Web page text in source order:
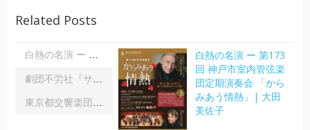
Related Posts
白熱の名演 ー 第173回 神戸市室内管弦楽団定期演奏会 「からみあう情熱」| 大田美佐子
白熱の名演 ー 第173
回 神戸市室内管弦楽
団定期演奏会 「から
みあう情熱」| 大田
美佐子